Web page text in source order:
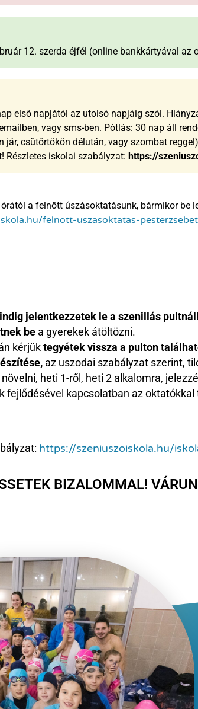
12. szerda éjfél (online bankkártyával
első napjától az utolsó napjáig szól.
vagy sms-ben. Pótlás: 30 nap áll
jár, csütörtökön délután, vagy szombat
Részletes iskolai szabályzat: https://
a felnőtt úszásoktatásunk, bármikor be
felnott-uszasoktatas-
jelentkezzetek le a szenillás pultnál!
be a gyerekek átöltözni.
kérjük tegyétek vissza a pulton
az uszodai szabályzat szerint,
heti 1-ről, heti 2 alkalomra,
fejlődésével kapcsolatban az
https://szeniuszoiskola.hu/
BIZALOMMAL!